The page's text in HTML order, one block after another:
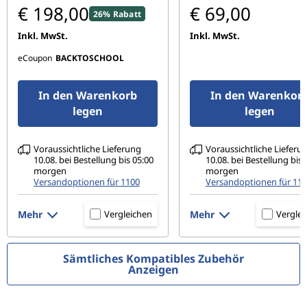
€ 198,00 26% Rabatt
Inkl. MwSt.
eCoupon BACKTOSCHOOL
In den Warenkorb
legen
Voraussichtliche Lieferung
10.08. bei Bestellung bis 05:00
morgen
Versandoptionen für 1100
Mehr Vergleichen
€ 69,00
Inkl. MwSt.
In den
legen
Voraussichtliche
10.08. bei Bestellung bis
morgen
Versandoptionen für
Mehr
Sämtliches Kompatibles Zubehör
Anzeigen